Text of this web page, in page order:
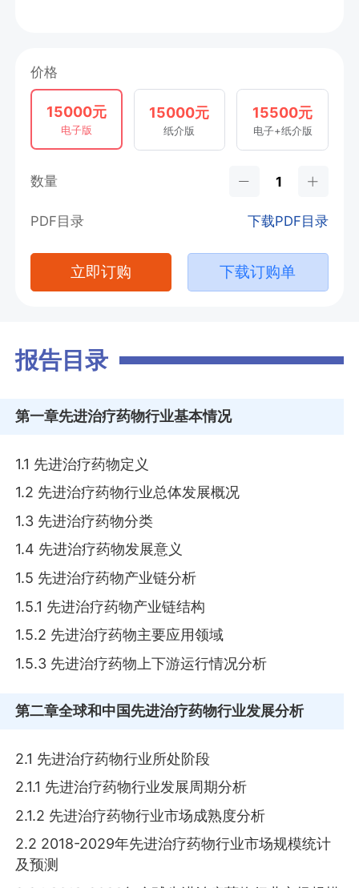
价格
15000元
电子版
15000元
纸介版
15500元
电子+纸介版
数量
PDF目录 下载PDF目录
立即订购 下载订购单
报告目录
第一章先进治疗药物行业基本情况
1.1 先进治疗药物定义
1.2 先进治疗药物行业总体发展概况
1.3 先进治疗药物分类
1.4 先进治疗药物发展意义
1.5 先进治疗药物产业链分析
1.5.1 先进治疗药物产业链结构
1.5.2 先进治疗药物主要应用领域
1.5.3 先进治疗药物上下游运行情况分析
第二章全球和中国先进治疗药物行业发展分析
2.1 先进治疗药物行业所处阶段
2.1.1 先进治疗药物行业发展周期分析
2.1.2 先进治疗药物行业市场成熟度分析
2.2 2018-2029年先进治疗药物行业市场规模统计
及预测